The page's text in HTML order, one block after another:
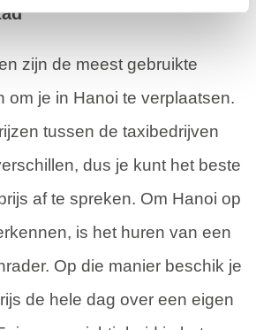
zijn de meest gebruikte
om je in Hanoi te verplaatsen.
tussen de taxibedrijven
dus je kunt het beste
af te spreken. Om Hanoi op
is het huren van een
Op die manier beschik je
de hele dag over een eigen